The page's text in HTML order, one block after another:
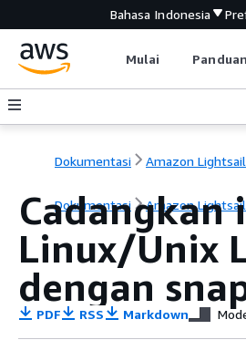
Bahasa Indonesia
Mulai
Dokumentasi Amazon Lightsail
Dokumentasi Amazon Lightsail
Cadangkan
Linux/Unix
dengan
PDF RSS Markdown